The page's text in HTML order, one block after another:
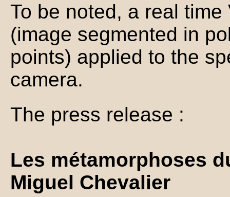
To be noted, a real
(image segmented in
points) applied to the
camera.
The press release :
Les métamorphoses
Miguel Chevalier